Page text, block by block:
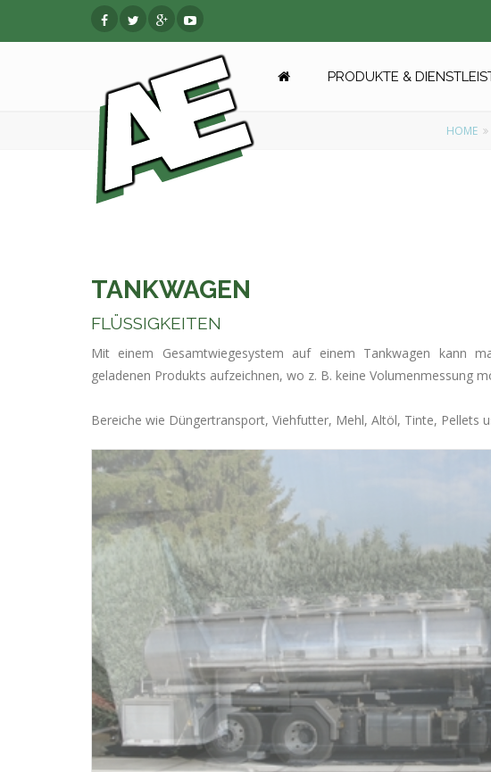
PRODUKTE &
HOME
TANKWAGEN
FLÜSSIGKEITEN
Mit einem Gesamtwiegesystem auf einem Tankwagen kann
geladenen Produkts aufzeichnen, wo z. B. keine Volumenmessung
Bereiche wie Düngertransport, Viehfutter, Mehl, Altöl, Tinte, Pellets